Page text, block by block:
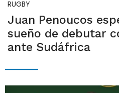
RUGBY
Juan Penoucos
sueño de debutar
ante Sudáfrica